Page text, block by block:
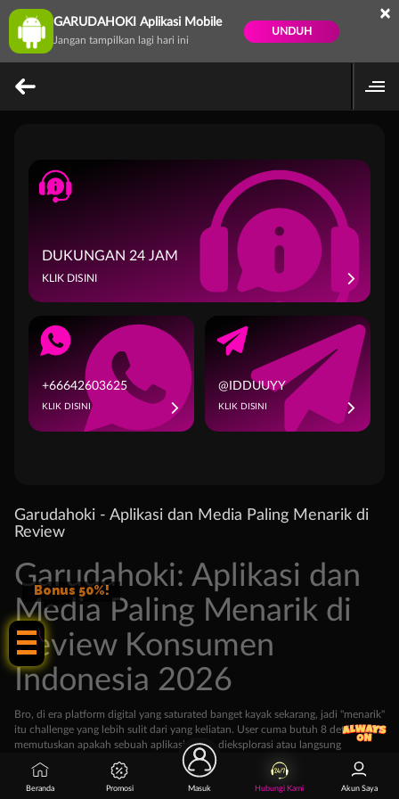
Bonus 50%!
GARUDAHOKI Aplikasi Mobile
Jangan tampilkan lagi hari ini
UNDUH
×
DUKUNGAN 24 JAM
KLIK DISINI
+66642603625
KLIK DISINI
@IDDUUYY
KLIK DISINI
Garudahoki - Aplikasi dan Media Paling Menarik di
Review
Garudahoki: Aplikasi dan
Media Paling Menarik di
Review Konsumen
Indonesia 2026
Bro, di era platform digital yang saturated banget kayak sekarang, jadi "menarik"
itu challenge yang lebih sulit dari yang keliatan. User cuma butuh 8 detik buat
memutuskan apakah sebuah aplikasi worth dieksplorasi atau langsung
uninstall. Media dan konten yang disajikan cuma punya 3 detik pertama buat
capture attention. Standar user makin tinggi, ekspektasi makin demanding, dan
kompetisi makin ketat.
Beranda Promosi Masuk Hubungi Kami Akun Saya